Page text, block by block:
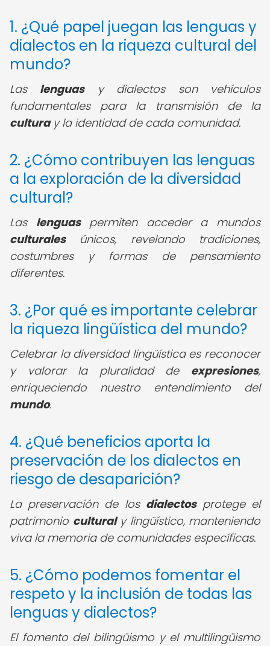
1. ¿Qué papel juegan las lenguas y
dialectos en la riqueza cultural del
mundo?
Las lenguasy dialectos son vehículos
fundamentales para la transmisión de la
culturay la identidad de cada comunidad.
2. ¿Cómo contribuyen las lenguas
a la exploración de la diversidad
cultural?
Las lenguaspermiten acceder a mundos
culturalesúnicos, revelando tradiciones,
costumbres y formas de pensamiento
diferentes.
3. ¿Por qué es importante celebrar
la riqueza lingüística del mundo?
Celebrar la diversidad lingüística es reconocer
y valorar la pluralidad de expresiones,
enriqueciendo nuestro entendimiento del
mundo.
4. ¿Qué beneficios aporta la
preservación de los dialectos en
riesgo de desaparición?
La preservación de los dialectosprotege el
patrimonio culturaly lingüístico, manteniendo
viva la memoria de comunidades específicas.
5. ¿Cómo podemos fomentar el
respeto y la inclusión de todas las
lenguas y dialectos?
El fomento del bilingüismo y el multilingüismo